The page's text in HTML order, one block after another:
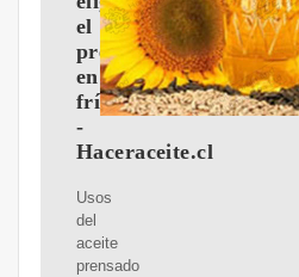
el
prensado
en
frío?
-
Haceraceite.cl
Usos
del
aceite
prensado